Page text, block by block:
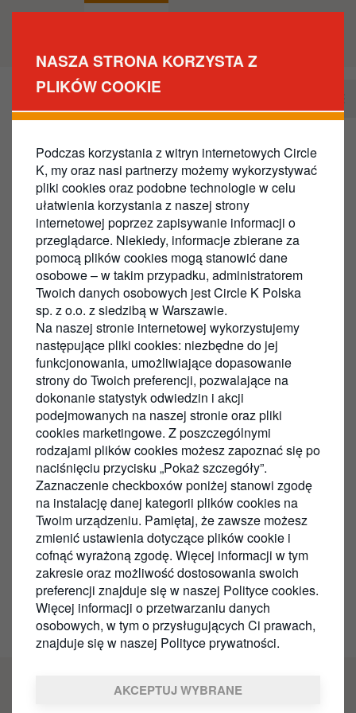
NASZA STRONA KORZYSTA Z
PLIKÓW COOKIE
Podczas korzystania z witryn internetowych Circle
K, my oraz nasi partnerzy możemy wykorzystywać
pliki cookies oraz podobne technologie w celu
ułatwienia korzystania z naszej strony
internetowej poprzez zapisywanie informacji o
przeglądarce. Niekiedy, informacje zbierane za
pomocą plików cookies mogą stanowić dane
osobowe – w takim przypadku, administratorem
Twoich danych osobowych jest Circle K Polska
sp. z o.o. z siedzibą w Warszawie.
Na naszej stronie internetowej wykorzystujemy
następujące pliki cookies: niezbędne do jej
funkcjonowania, umożliwiające dopasowanie
strony do Twoich preferencji, pozwalające na
dokonanie statystyk odwiedzin i akcji
podejmowanych na naszej stronie oraz pliki
cookies marketingowe. Z poszczególnymi
rodzajami plików cookies możesz zapoznać się po
naciśnięciu przycisku „Pokaż szczegóły”.
Zaznaczenie checkboxów poniżej stanowi zgodę
na instalację danej kategorii plików cookies na
Twoim urządzeniu. Pamiętaj, że zawsze możesz
zmienić ustawienia dotyczące plików cookie i
cofnąć wyrażoną zgodę. Więcej informacji w tym
zakresie oraz możliwość dostosowania swoich
preferencji znajduje się w naszej Polityce cookies.
Więcej informacji o przetwarzaniu danych
osobowych, w tym o przysługujących Ci prawach,
znajduje się w naszej Polityce prywatności.
AKCEPTUJ WYBRANE
Przejdź
Business
Navigation
Dziękujemy za udzielenie
odpowiedzi!
Znajdź najbliższą myjnię
samochodową
Mamy programy mycia na każdą
potrzebę, niezależnie od tego, czy
potrzebujesz szybkiego
czyszczenia, czy wysokiej jakości
mycia z dodatkowym
Dowiedz się więcej
Naszą
formuł
celu znacz
OSOBY PRYWATNE